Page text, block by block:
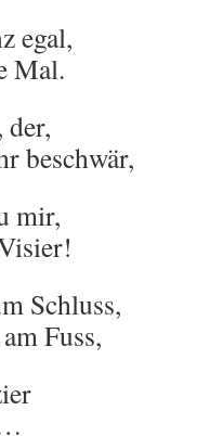
egal,
Mal.
der,
beschwär,
mir,
Schluss,
Fuss,